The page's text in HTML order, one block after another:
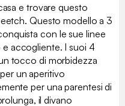
e trovare questo
Questo modello a 3
con le sue linee
accogliente. I suoi 4
tocco di morbidezza
un aperitivo
per una parentesi di
il divano